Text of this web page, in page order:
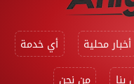
أخبار محلية
أي خدمة
بنا من نحن